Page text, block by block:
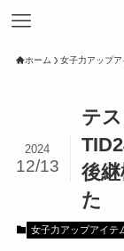
ホーム 女子力アップア
テ
後
た
2024
12/13
女子力アップアイテ